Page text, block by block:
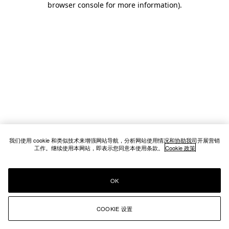
browser console for more information).
我们使用 cookie 和类似技术来增强网站导航，分析网站使用情况和协助我司开展营销
工作。继续使用本网站，即表示您同意本使用条款。 Cookie 政策
COOKIE 设置
OK